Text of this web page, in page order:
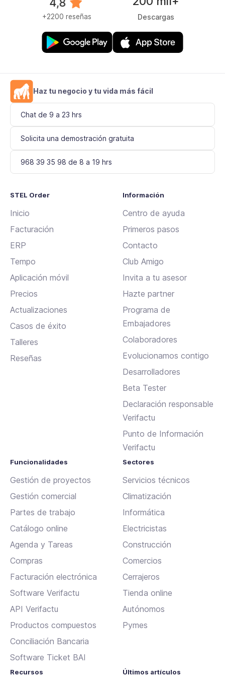
+2200 reseñas Descargas
Haz tu negocio y tu vida más fácil
Chat de 9 a 23 hrs
Solicita una demostración gratuita
968 39 35 98 de 8 a 19 hrs
STEL Order
Inicio
Facturación
ERP
Tempo
Aplicación móvil
Precios
Actualizaciones
Casos de éxito
Talleres
Reseñas
Información
Centro de ayuda
Primeros pasos
Contacto
Club Amigo
Invita a tu asesor
Hazte partner
Programa de
Embajadores
Colaboradores
Evolucionamos contigo
Desarrolladores
Beta Tester
Declaración responsable
Verifactu
Punto de Información
Verifactu
Funcionalidades
Gestión de proyectos
Gestión comercial
Partes de trabajo
Catálogo online
Agenda y Tareas
Compras
Facturación electrónica
Software Verifactu
API Verifactu
Productos compuestos
Conciliación Bancaria
Software Ticket BAI
Sectores
Servicios técnicos
Climatización
Informática
Electricistas
Construcción
Comercios
Cerrajeros
Tienda online
Autónomos
Pymes
Recursos Últimos artículos